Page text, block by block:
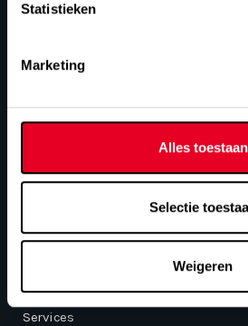
Statistieken
Marketing
Alles toestaan
Selectie
Weigeren
Creatief, gedreven en service gericht
Lees meer
Services